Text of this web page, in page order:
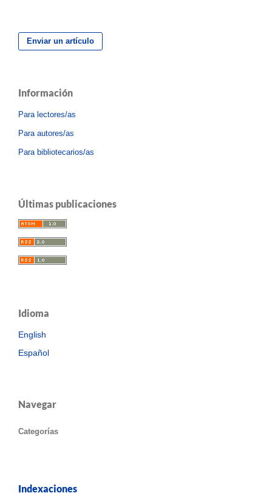
Enviar un artículo
Información
Para lectores/as
Para autores/as
Para bibliotecarios/as
Últimas publicaciones
Idioma
English
Español
Navegar
Categorías
Indexaciones